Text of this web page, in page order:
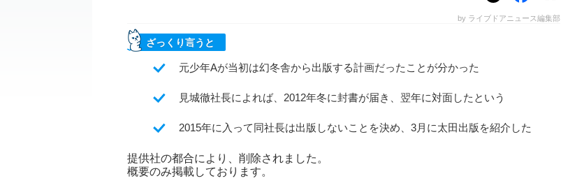
by ライブドアニュース編集部
ざっくり言うと
元少年Aが当初は幻冬舎から出版する計画だったことが分かった
見城徹社長によれば、2012年冬に封書が届き、翌年に対面したという
2015年に入って同社長は出版しないことを決め、3月に太田出版を紹介した
提供社の都合により、削除されました。
概要のみ掲載しております。